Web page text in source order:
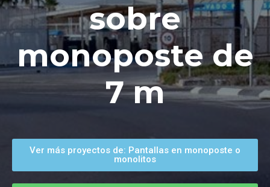
sobre
monoposte de
7 m
Ver más proyectos de: Pantallas en monoposte o
monolitos